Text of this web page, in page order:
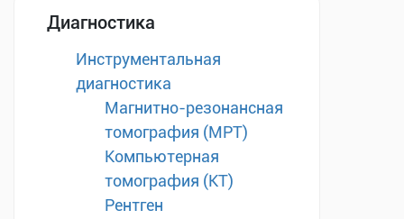
Диагностика
Инструментальная
диагностика
Магнитно-резонансная
томография (МРТ)
Компьютерная
томография (КТ)
Рентген